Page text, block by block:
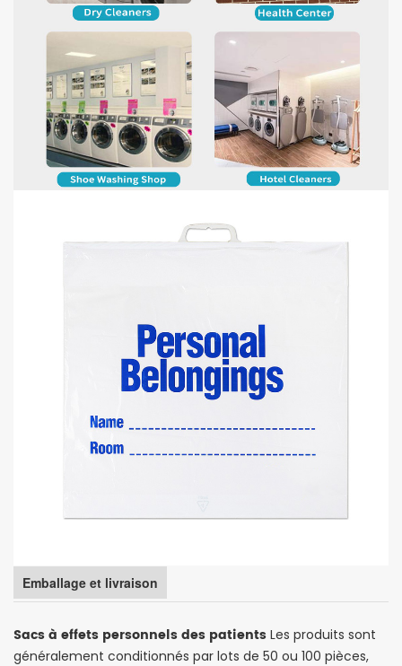
Emballage et livraison
Sacs à effets personnels des patients Les produits sont
généralement conditionnés par lots de 50 ou 100 pièces,